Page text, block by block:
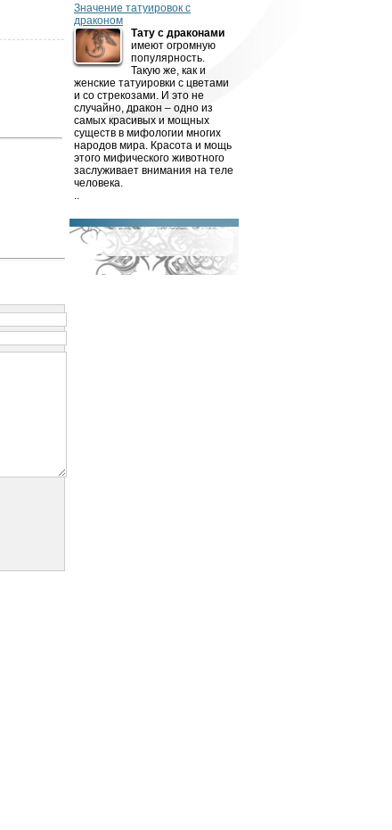
Значение татуировок с
драконом
Тату с драконами
имеют огромную
популярность.
Такую же, как и
женские татуировки с цветами
и со стрекозами. И это не
случайно, дракон – одно из
самых красивых и мощных
существ в мифологии многих
народов мира. Красота и мощь
этого мифического животного
заслуживает внимания на теле
человека.
..